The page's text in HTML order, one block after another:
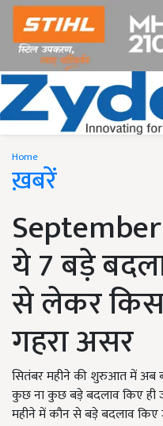
Home
ख़बरें
ये 7 बड़े
से लेकर
गहरा असर
सितंबर महीने की शुरुआत में अब
कुछ ना कुछ बड़े बदलाव किए ही
महीने में कौन से बड़े बदलाव किए